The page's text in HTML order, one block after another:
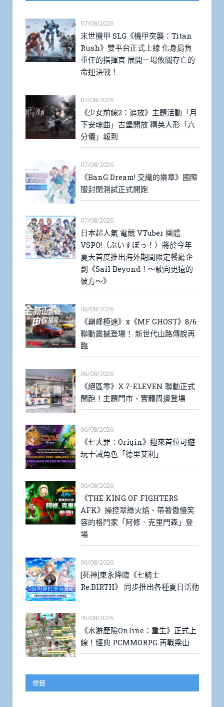
07/08/2026
末世機甲 SLG《機甲突襲：Titan
Rush》雙平台正式上線 化身肩負
重任的指揮官 展開一場攸關存亡的
命運決戰！
07/08/2026
《少女前線2：追放》主題活動「月
下安魂曲」古堡開放 精英人形「六
分儀」報到
07/08/2026
《BanG Dream! 交織的樂章》國際
服封閉測試正式開跑
07/08/2026
日本超人氣 電競 VTuber 團體
VSPO!（ぶいすぽっ！）將於今年
夏天首度推出海外期間限定餐廳企
劃《Sail Beyond！～駛向更遠的
彼方～》
06/08/2026
《巔峰極速》x《MF GHOST》8/6
聯動震撼登場！ 新世代山路傳說再
臨
06/08/2026
《絕區零》X 7-ELEVEN 聯動正式
開跑！主題門市、實體周邊登場
06/08/2026
《七大罪：Origin》迎來首位可遊
玩十誡角色「德里艾利」
06/08/2026
《THE KING OF FIGHTERS
AFK》操控翠綠火焰、帶著傲慢笑
容的格鬥家「阿修．克里門森」登
場
06/08/2026
[死神]東永降臨《七騎士
Re:BIRTH》 同步推出各種夏日活動
05/08/2026
《水滸歷險Online：重生》正式上
線！經典 PCMMORPG 再戰梁山
標籤